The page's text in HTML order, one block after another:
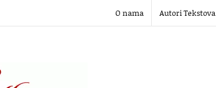
O nama Autori Tekstova